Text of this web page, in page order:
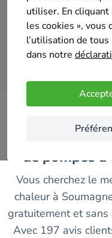
utiliser. En
les cookies », vous
l’utilisation de
dans notre
de pompes
Vous cherchez le
chaleur à
gratuitement et
Avec 197 avis